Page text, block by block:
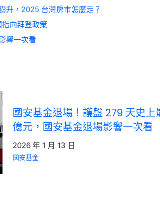
升，2025 台灣房市怎麼走？
向拜登政策
響一次看
國安基金退場！護盤 279 天史上
億元，國安基金退場影響一次看
2026 年 1 月 13 日
國安基金